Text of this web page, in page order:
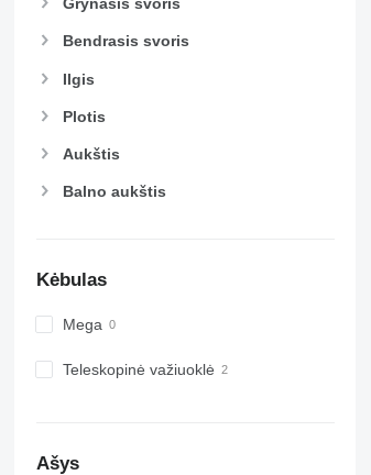
Grynasis svoris
Bendrasis svoris
Ilgis
Plotis
Aukštis
Balno aukštis
Kėbulas
Mega
Teleskopinė važiuoklė
Ašys